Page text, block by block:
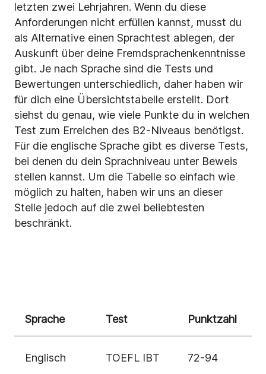
letzten zwei Lehrjahren. Wenn du diese
Anforderungen nicht erfüllen kannst, musst du
als Alternative einen Sprachtest ablegen, der
Auskunft über deine Fremdsprachenkenntnisse
gibt. Je nach Sprache sind die Tests und
Bewertungen unterschiedlich, daher haben wir
für dich eine Übersichtstabelle erstellt. Dort
siehst du genau, wie viele Punkte du in welchen
Test zum Erreichen des B2-Niveaus benötigst.
Für die englische Sprache gibt es diverse Tests,
bei denen du dein Sprachniveau unter Beweis
stellen kannst. Um die Tabelle so einfach wie
möglich zu halten, haben wir uns an dieser
Stelle jedoch auf die zwei beliebtesten
beschränkt.
Sprache Test Punktzahl
Englisch TOEFL IBT 72-94